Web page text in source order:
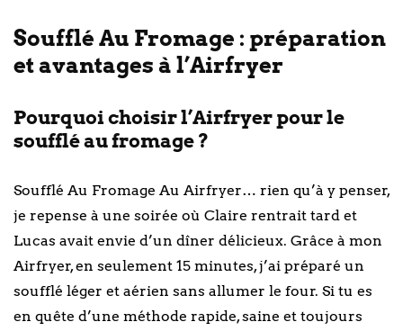
Soufflé Au Fromage : préparation
et avantages à l’Airfryer
Pourquoi choisir l’Airfryer pour le
soufflé au fromage ?
Soufflé Au Fromage Au Airfryer… rien qu’à y penser,
je repense à une soirée où Claire rentrait tard et
Lucas avait envie d’un dîner délicieux. Grâce à mon
Airfryer, en seulement 15 minutes, j’ai préparé un
soufflé léger et aérien sans allumer le four. Si tu es
en quête d’une méthode rapide, saine et toujours